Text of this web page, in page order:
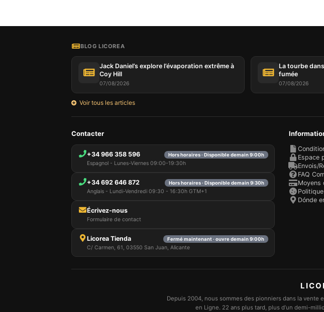
BLOG LICOREA
Jack Daniel’s explore l’évaporation extrême à
Coy Hill
07/08/2026
La tourbe
fumée
07/08/2026
Voir tous les articles
Contacter
+34 966 358 596 Hors horaires · Disponible demain 9:00h
Espagnol - Lunes-Viernes 09:00-19:30h
+34 692 646 872 Hors horaires · Disponible demain 9:30h
Anglais - Lundi-Vendredi 09:30 - 16:30h GTM+1
Écrivez-nous
Formulaire de contact
Licorea Tienda Fermé maintenant · ouvre demain 9:00h
C/ Carmen, 61, 03550 San Juan, Alicante
Espace
Envois/
FAQ
Moyens
Dónde
Depuis 2004, nous sommes des pionniers dans la vente
en Ligne. 22 ans plus tard, plus d’un demi-